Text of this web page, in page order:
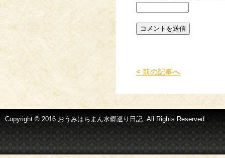
< 前の記事へ
Copyright © 2016 おうみはちまん水郷巡り日記. All Rights Reserved.